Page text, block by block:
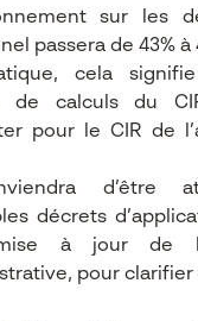
sur les
passera de 43% à
cela
de calculs du
pour le CIR de
d’être
décrets
à jour de
pour clarifier